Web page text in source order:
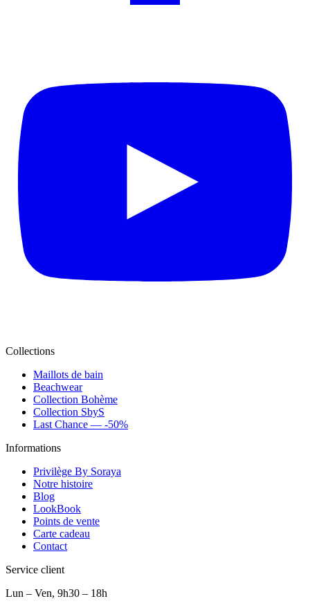
Collections
Maillots de bain
Beachwear
Collection Bohème
Collection SbyS
Last Chance — -50%
Informations
Privilège By Soraya
Notre histoire
Blog
LookBook
Points de vente
Carte cadeau
Contact
Service client
Lun – Ven, 9h30 – 18h